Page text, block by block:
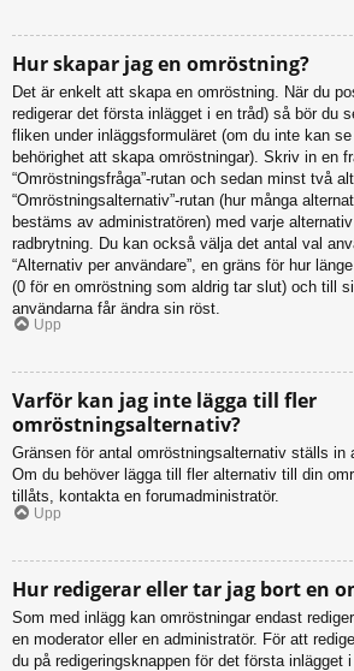
Hur skapar jag en omröstning?
Det är enkelt att skapa en omröstning. När du
redigerar det första inlägget i en tråd) så bör du
fliken under inläggsformuläret (om du inte kan
behörighet att skapa omröstningar). Skriv in en
“Omröstningsfråga”-rutan och sedan minst två
“Omröstningsalternativ”-rutan (hur många
bestäms av administratören) med varje
radbrytning. Du kan också välja det antal val
“Alternativ per användare”, en gräns för hur
(0 för en omröstning som aldrig tar slut) och till
användarna får ändra sin röst.
Upp
Varför kan jag inte lägga till fler
omröstningsalternativ?
Gränsen för antal omröstningsalternativ ställs in
Om du behöver lägga till fler alternativ till din
tillåts, kontakta en forumadministratör.
Upp
Hur redigerar eller tar jag bort en
Som med inlägg kan omröstningar endast
en moderator eller en administratör. För att
du på redigeringsknappen för det första inlägget